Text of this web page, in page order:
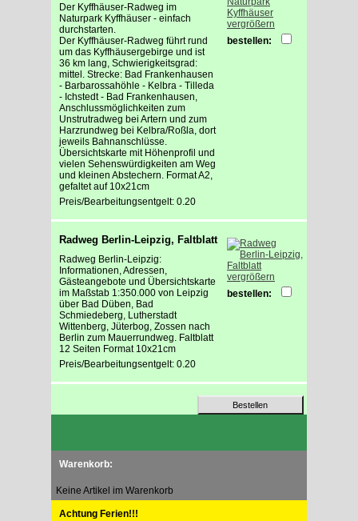
Der Kyffhäuser-Radweg im
Naturpark Kyffhäuser - einfach
durchstarten.
Der Kyffhäuser-Radweg führt rund
um das Kyffhäusergebirge und ist
36 km lang, Schwierigkeitsgrad:
mittel. Strecke: Bad Frankenhausen
- Barbarossahöhle - Kelbra - Tilleda
- Ichstedt - Bad Frankenhausen,
Anschlussmöglichkeiten zum
Unstrutradweg bei Artern und zum
Harzrundweg bei Kelbra/Roßla, dort
jeweils Bahnanschlüsse.
Übersichtskarte mit Höhenprofil und
vielen Sehenswürdigkeiten am Weg
und kleinen Abstechern. Format A2,
gefaltet auf 10x21cm
Preis/Bearbeitungsentgelt: 0.20
vergrößern
bestellen:
Radweg Berlin-Leipzig, Faltblatt
Radweg Berlin-Leipzig:
Informationen, Adressen,
Gästeangebote und Übersichtskarte
im Maßstab 1:350.000 von Leipzig
über Bad Düben, Bad
Schmiedeberg, Lutherstadt
Wittenberg, Jüterbog, Zossen nach
Berlin zum Mauerrundweg. Faltblatt
12 Seiten Format 10x21cm
Preis/Bearbeitungsentgelt: 0.20
vergrößern
bestellen:
Warenkorb:
Keine Artikel im Warenkorb
Achtung Ferien!!!